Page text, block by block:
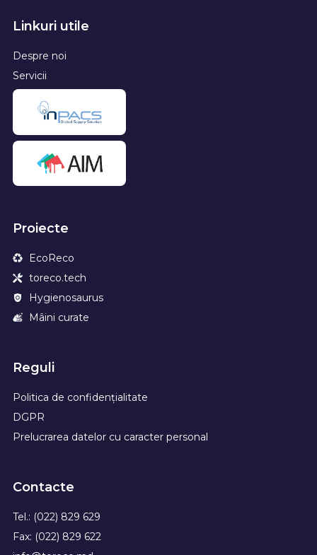
Linkuri utile
Despre noi
Servicii
Proiecte
EcoReco
toreco.tech
Hygienosaurus
Mâini curate
Reguli
Politica de confidențialitate
DGPR
Prelucrarea datelor cu caracter personal
Contacte
Tel.: (022) 829 629
Fax: (022) 829 622